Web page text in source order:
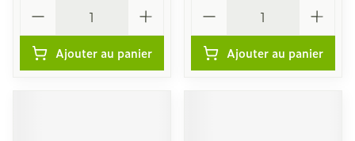
Ajouter au panier Ajouter au panier